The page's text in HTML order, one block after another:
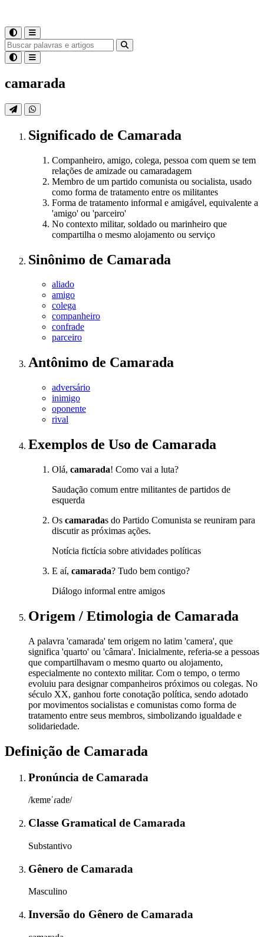
camarada
Significado de Camarada
Companheiro, amigo, colega, pessoa com quem se tem
relações de amizade ou camaradagem
Membro de um partido comunista ou socialista, usado
como forma de tratamento entre os militantes
Forma de tratamento informal e amigável, equivalente a
'amigo' ou 'parceiro'
No contexto militar, soldado ou marinheiro que
compartilha o mesmo alojamento ou serviço
Sinônimo de Camarada
aliado
amigo
colega
companheiro
confrade
parceiro
Antônimo de Camarada
adversário
inimigo
oponente
rival
Exemplos de Uso de Camarada
Olá, camarada! Como vai a luta?
Saudação comum entre militantes de partidos de
esquerda
Os camaradas do Partido Comunista se reuniram para
discutir as próximas ações.
Notícia fictícia sobre atividades políticas
E aí, camarada? Tudo bem contigo?
Diálogo informal entre amigos
Origem / Etimologia de Camarada
A palavra 'camarada' tem origem no latim 'camera', que
significa 'quarto' ou 'câmara'. Inicialmente, referia-se a pessoas
que compartilhavam o mesmo quarto ou alojamento,
especialmente no contexto militar. Com o tempo, o termo
evoluiu para designar companheiros próximos ou colegas. No
século XX, ganhou forte conotação política, sendo adotado
por movimentos socialistas e comunistas como forma de
tratamento entre seus membros, simbolizando igualdade e
solidariedade.
Definição de Camarada
Pronúncia de Camarada
/kɐmɐˈɾadɐ/
Classe Gramatical de Camarada
Substantivo
Gênero de Camarada
Masculino
Inversão do Gênero de Camarada